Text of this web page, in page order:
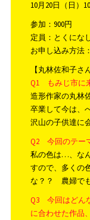
10月20日（日）
参加：900円
定員：とくにな
お申し込み方法
【丸林佐和子さ
Q1 もみじ市に
造形作家の丸林
卒業して今は、
沢山の子供達に
Q2 今回のテー
私の色は…、な
すので、多くの
な？？ 農婦で
Q3 今回はどん
に合わせた作品